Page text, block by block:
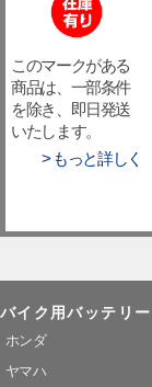
このマークがある
商品は、一部条件
を除き、即日発送
いたします。
> もっと詳しく
バイク用バッテリー
ホンダ
ヤマハ